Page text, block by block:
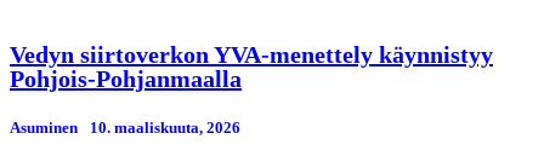
Vedyn siirtoverkon YVA-menettely käynnistyy
Pohjois-Pohjanmaalla
Asuminen 10. maaliskuuta, 2026